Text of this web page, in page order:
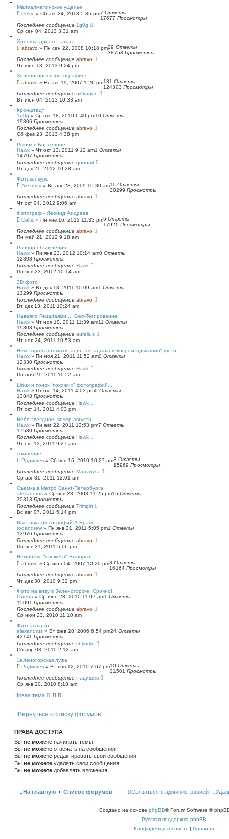
Малоалматинское ущелье
Celtic » Сб авг 24, 2013 5:35 pm7 Ответы
17677 Просмотры
Последнее сообщение 1g0g
Ср сен 04, 2013 3:31 am
Хроника одного заката
abravo » Пн сен 22, 2008 10:18 pm29 Ответы
38753 Просмотры
Последнее сообщение abravo
Чт июн 13, 2013 9:24 pm
Зеленогорск в фотографиях
abravo » Вс авг 19, 2007 1:26 pm181 Ответы
124303 Просмотры
Последнее сообщение nikkanen
Вт июн 04, 2013 10:33 am
Кронштадт
1g0g » Ср авг 18, 2010 6:40 pm10 Ответы
19306 Просмотры
Последнее сообщение abravo
Сб фев 23, 2013 4:38 pm
Рынок в Барселоне
Hawk » Чт окт 13, 2011 9:12 am1 Ответы
14707 Просмотры
Последнее сообщение gobnait
Пт дек 21, 2012 10:28 am
Фотоконкурс
Alexmay » Вс авг 23, 2009 10:30 am11 Ответы
20299 Просмотры
Последнее сообщение abravo
Чт окт 04, 2012 9:06 am
Фотограф - Леонид Андреев
Celtic » Пн янв 16, 2012 11:33 pm6 Ответы
17920 Просмотры
Последнее сообщение abravo
Пн май 21, 2012 9:18 am
Разбор объявления
Hawk » Пн янв 23, 2012 10:14 am0 Ответы
12308 Просмотры
Последнее сообщение Hawk
Пн янв 23, 2012 10:14 am
3D фото
Hawk » Вт дек 13, 2011 10:09 am1 Ответы
13299 Просмотры
Последнее сообщение abravo
Вт дек 13, 2011 10:24 am
Навеяло Гималаями.... Geo-Тегирование
Hawk » Чт ноя 10, 2011 11:39 am11 Ответы
19303 Просмотры
Последнее сообщение aurelius
Чт ноя 24, 2011 10:53 am
Некоторая автоматизация "складывания\перекладывания" фото
Hawk » Пн ноя 21, 2011 11:52 am0 Ответы
12330 Просмотры
Последнее сообщение Hawk
Пн ноя 21, 2011 11:52 am
Linux и поиск "похожих" фотографий....
Hawk » Пт окт 14, 2011 4:03 pm0 Ответы
13848 Просмотры
Последнее сообщение Hawk
Пт окт 14, 2011 4:03 pm
Небо звездное, вечер августа...
Hawk » Пн авг 22, 2011 12:53 pm7 Ответы
17580 Просмотры
Последнее сообщение Hawk
Чт окт 13, 2011 9:27 am
сомнение
Радищев » Сб янв 16, 2010 10:27 am3 Ответы
15969 Просмотры
Последнее сообщение Mamawka
Ср авг 31, 2011 12:01 am
Съемка в Метро Санкт-Петербурга
alexandrus » Ср янв 23, 2008 11:25 pm15 Ответы
30318 Просмотры
Последнее сообщение Trimpin
Вс авг 07, 2011 5:14 pm
Выставка фотографий А.Браво
rodandrew » Пн янв 31, 2011 5:05 pm1 Ответы
13976 Просмотры
Последнее сообщение abravo
Пн янв 31, 2011 5:06 pm
Немножко "свежего" Выборга
abravo » Ср июл 04, 2007 10:20 pm3 Ответы
16164 Просмотры
Последнее сообщение abravo
Чт дек 30, 2010 9:32 pm
Фото на визу в Зеленогорске. Срочно!
Олёна » Ср июн 23, 2010 11:07 am1 Ответы
15091 Просмотры
Последнее сообщение abravo
Ср июн 23, 2010 11:10 am
Фотоаппарат
alexandrus » Вт фев 28, 2006 6:54 pm24 Ответы
43141 Просмотры
Последнее сообщение shkurko
Сб апр 03, 2010 2:12 am
Зеленогорская лужа
Радищев » Вт янв 12, 2010 7:07 pm10 Ответы
21501 Просмотры
Последнее сообщение Радищев
Ср янв 20, 2010 8:18 am
Новая тема
Вернуться к списку форумов
ПРАВА ДОСТУПА
Вы не можете начинать темы
Вы не можете отвечать на сообщения
Вы не можете редактировать свои сообщения
Вы не можете удалять свои сообщения
Вы не можете добавлять вложения
На главную Список форумов Связаться с администрацией
Создано на основе phpBB® Forum Software ©
Русская поддержка phpBB
Конфиденциальность | Правила